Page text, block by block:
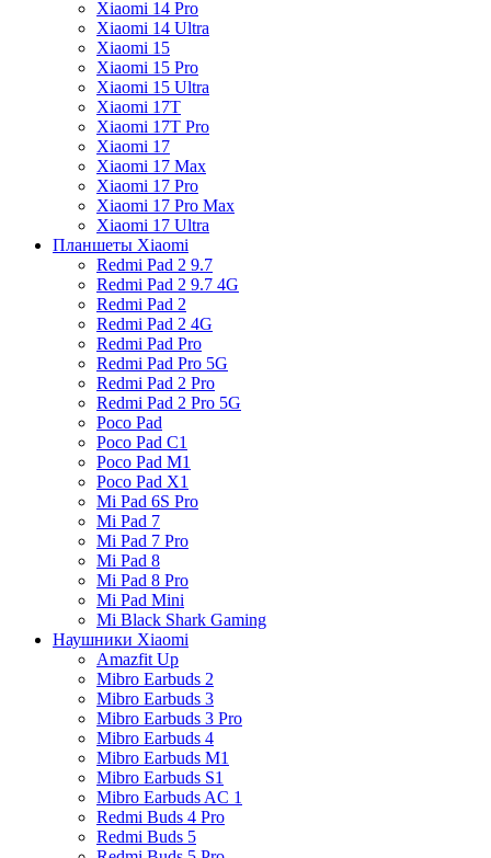
Xiaomi 14 Pro
Xiaomi 14 Ultra
Xiaomi 15
Xiaomi 15 Pro
Xiaomi 15 Ultra
Xiaomi 17T
Xiaomi 17T Pro
Xiaomi 17
Xiaomi 17 Max
Xiaomi 17 Pro
Xiaomi 17 Pro Max
Xiaomi 17 Ultra
Планшеты Xiaomi
Redmi Pad 2 9.7
Redmi Pad 2 9.7 4G
Redmi Pad 2
Redmi Pad 2 4G
Redmi Pad Pro
Redmi Pad Pro 5G
Redmi Pad 2 Pro
Redmi Pad 2 Pro 5G
Poco Pad
Poco Pad C1
Poco Pad M1
Poco Pad X1
Mi Pad 6S Pro
Mi Pad 7
Mi Pad 7 Pro
Mi Pad 8
Mi Pad 8 Pro
Mi Pad Mini
Mi Black Shark Gaming
Наушники Xiaomi
Amazfit Up
Mibro Earbuds 2
Mibro Earbuds 3
Mibro Earbuds 3 Pro
Mibro Earbuds 4
Mibro Earbuds M1
Mibro Earbuds S1
Mibro Earbuds AC 1
Redmi Buds 4 Pro
Redmi Buds 5